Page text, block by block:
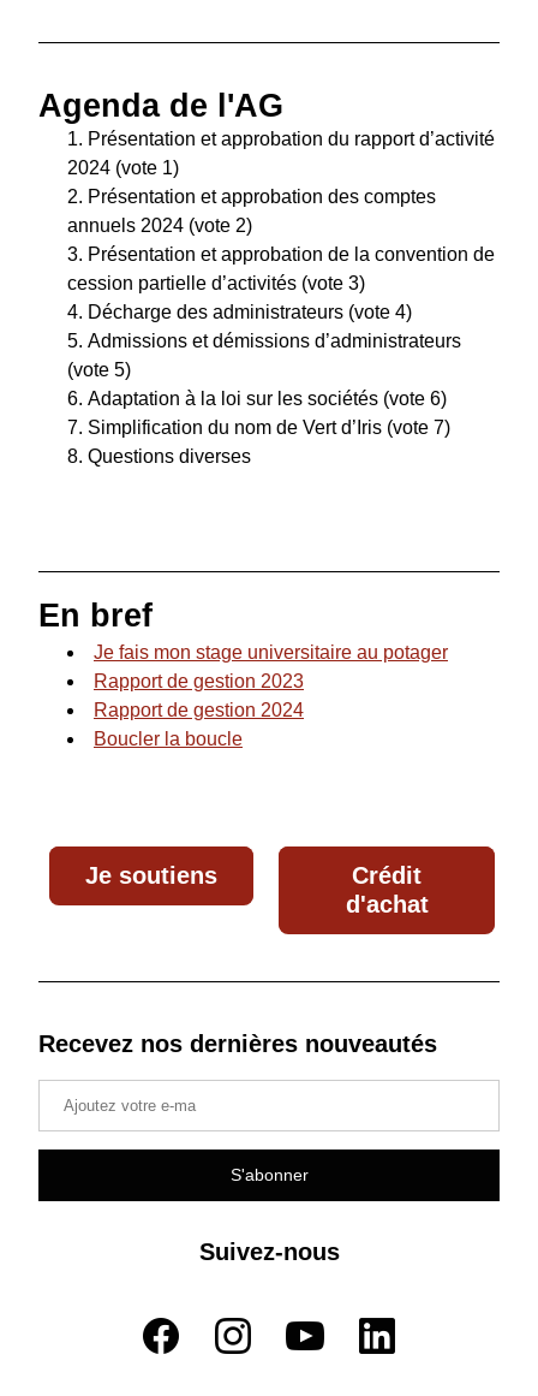
Agenda de l'AG
Présentation et approbation du rapport d’activité
2024 (vote 1)
Présentation et approbation des comptes
annuels 2024 (vote 2)
Présentation et approbation de la convention de
cession partielle d’activités (vote 3)
Décharge des administrateurs (vote 4)
Admissions et démissions d’administrateurs
(vote 5)
Adaptation à la loi sur les sociétés (vote 6)
Simplification du nom de Vert d’Iris (vote 7)
Questions diverses
En bref
Je fais mon stage universitaire au potager
Rapport de gestion 2023
Rapport de gestion 2024
Boucler la boucle
Je soutiens
Crédit
d'achat
Recevez nos dernières nouveautés
S'abonner
Suivez-nous